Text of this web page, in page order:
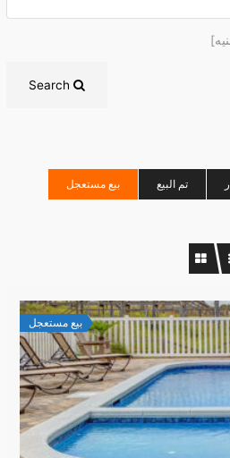
]
Search
تم البيع بيع مستعجل
بيع مستعجل